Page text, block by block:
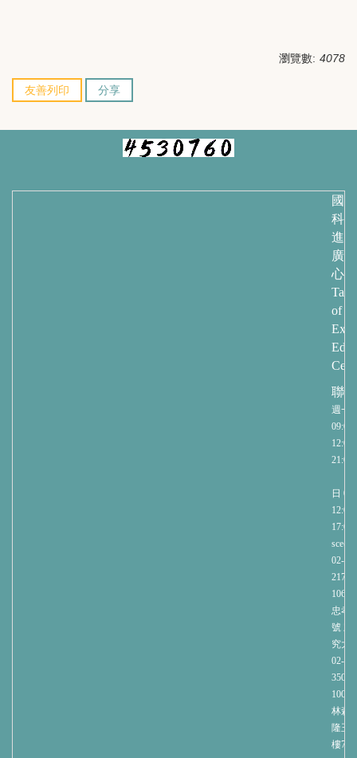
瀏覽數: 4078
友善列印 分享
國
科
進
廣
心
of
聯
週一
09:00-
21:00
日
17:00
02-
2171
忠孝
號 宏
究大
02-
3508
林森
隆玉
樓